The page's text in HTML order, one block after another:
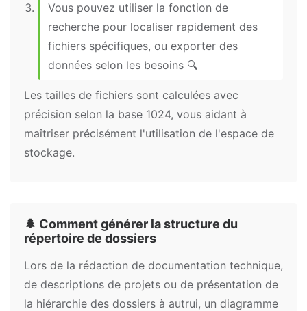
Vous pouvez utiliser la fonction de
recherche pour localiser rapidement des
fichiers spécifiques, ou exporter des
données selon les besoins 🔍
Les tailles de fichiers sont calculées avec
précision selon la base 1024, vous aidant à
maîtriser précisément l'utilisation de l'espace de
stockage.
🌲 Comment générer la structure du
répertoire de dossiers
Lors de la rédaction de documentation technique,
de descriptions de projets ou de présentation de
la hiérarchie des dossiers à autrui, un diagramme